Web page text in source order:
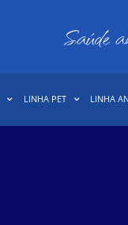
Saúde
LINHA PET LINHA